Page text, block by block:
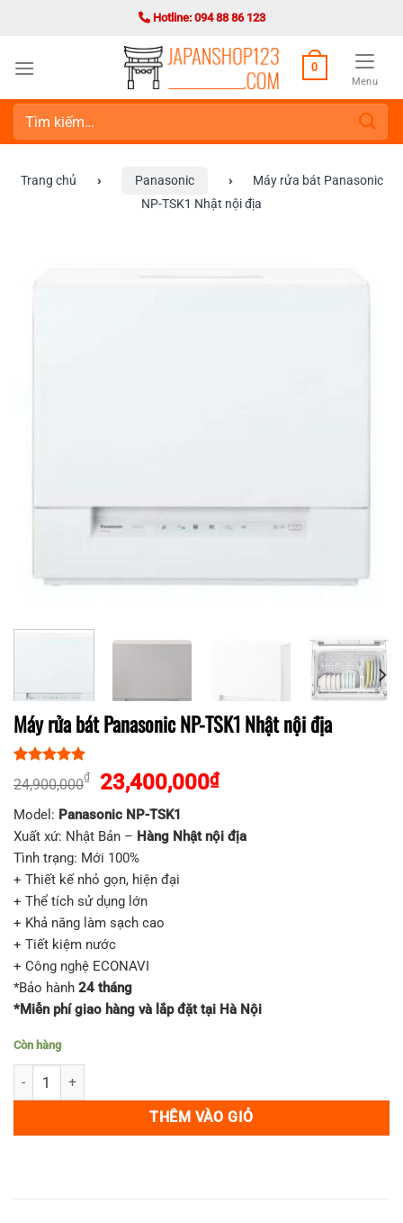
dung
Hotline: 094 88 86 123
0
Menu
Tìm
kiếm:
Trang chủ › Panasonic ›
Máy rửa bát Panasonic
NP-TSK1 Nhật nội địa
Máy rửa bát Panasonic NP-TSK1 Nhật nội địa
dựa trên
24,900,000₫
Giá
gốc
là:
24,900,000₫.
23,400,000₫Giá
tại
là:
Model: Panasonic NP-TSK1
Xuất xứ: Nhật Bản – Hàng Nhật nội địa
Tình trạng: Mới 100%
+ Thiết kế nhỏ gọn, hiện đại
+ Thể tích sử dụng lớn
+ Khả năng làm sạch cao
+ Tiết kiệm nước
+ Công nghệ ECONAVI
*Bảo hành 24 tháng
*Miễn phí giao hàng và lắp đặt tại Hà Nội
Còn hàng
Máy rửa bát Panasonic NP-TSK1 Nhật nội địa số lượng
THÊM VÀO GIỎ